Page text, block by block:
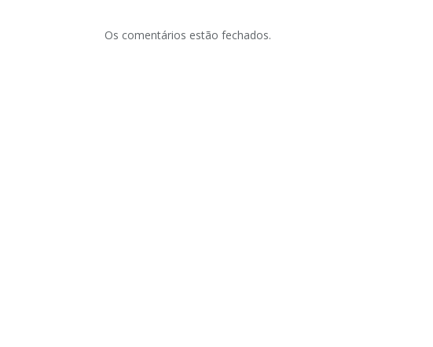
Os comentários estão fechados.